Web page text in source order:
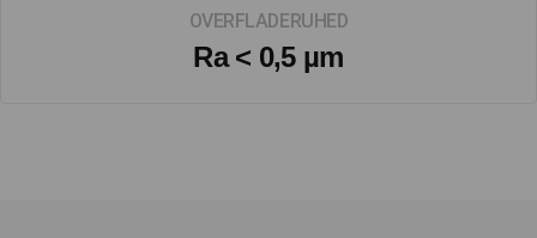
OVERFLADERUHED
Ra < 0,5 µm